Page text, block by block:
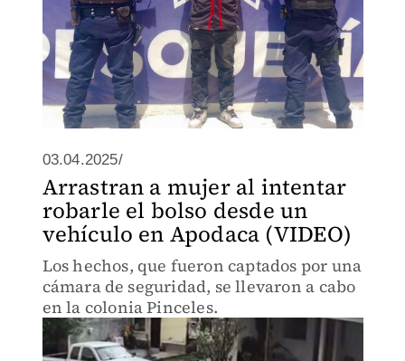
03.04.2025/
Arrastran a mujer al intentar
robarle el bolso desde un
vehículo en Apodaca (VIDEO)
Los hechos, que fueron captados por una
cámara de seguridad, se llevaron a cabo
en la colonia Pinceles.